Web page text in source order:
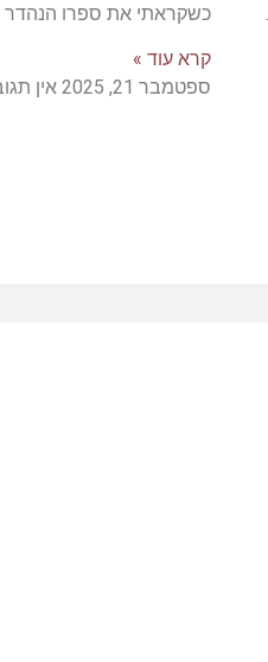
כשקראתי את ספרו הנהדר
קרא עוד »
ספטמבר 21, 2025
אין